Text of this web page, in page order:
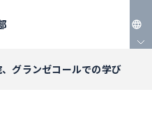
グランゼコールでの学び